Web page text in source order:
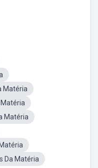
Matéria
Matéria
Da Matéria